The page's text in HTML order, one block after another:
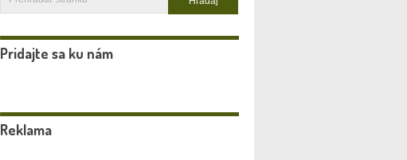
Pridajte sa ku nám
Reklama